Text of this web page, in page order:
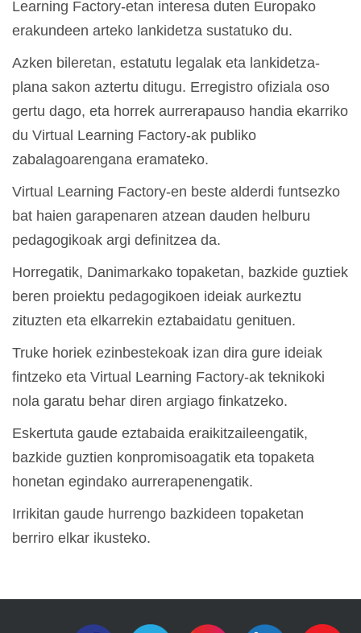
Learning Factory-etan interesa duten Europako
erakundeen arteko lankidetza sustatuko du.
Azken bileretan, estatutu legalak eta lankidetza-
plana sakon aztertu ditugu. Erregistro ofiziala oso
gertu dago, eta horrek aurrerapauso handia ekarriko
du Virtual Learning Factory-ak publiko
zabalagoarengana eramateko.
Virtual Learning Factory-en beste alderdi funtsezko
bat haien garapenaren atzean dauden helburu
pedagogikoak argi definitzea da.
Horregatik, Danimarkako topaketan, bazkide guztiek
beren proiektu pedagogikoen ideiak aurkeztu
zituzten eta elkarrekin eztabaidatu genituen.
Truke horiek ezinbestekoak izan dira gure ideiak
fintzeko eta Virtual Learning Factory-ak teknikoki
nola garatu behar diren argiago finkatzeko.
Eskertuta gaude eztabaida eraikitzaileengatik,
bazkide guztien konpromisoagatik eta topaketa
honetan egindako aurrerapenengatik.
Irrikitan gaude hurrengo bazkideen topaketan
berriro elkar ikusteko.